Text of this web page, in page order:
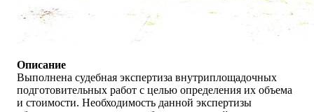
Описание
Выполнена судебная экспертиза внутриплощадочных
подготовительных работ с целью определения их объема
и стоимости. Необходимость данной экспертизы